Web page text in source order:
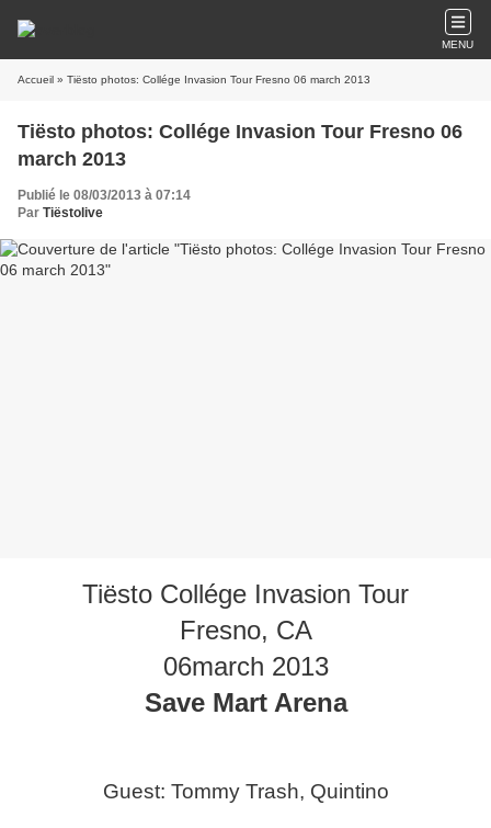
MENU
Accueil » Tiësto photos: Collége Invasion Tour Fresno 06 march 2013
Tiësto photos: Collége Invasion Tour Fresno 06
march 2013
Publié le 08/03/2013 à 07:14
Par Tiëstolive
Tiësto Collége Invasion Tour
Fresno, CA
06march 2013
Save Mart Arena
Guest: Tommy Trash, Quintino